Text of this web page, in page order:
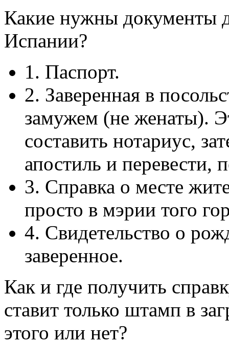
Какие нужны документы
Испании?
1. Паспорт.
2. Заверенная в
замужем (не женаты).
составить нотариус,
апостиль и перевести,
3. Справка о месте
просто в мэрии того
4. Свидетельство о
заверенное.
Как и где получить
ставит только штамп в
этого или нет?